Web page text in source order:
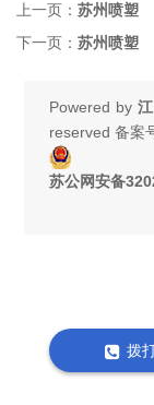
上一页： 苏州喷塑
下一页： 苏州喷塑
Powered by
reserved 备案
苏公网安备
拨